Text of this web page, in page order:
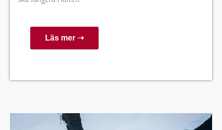
Läs mer ➝